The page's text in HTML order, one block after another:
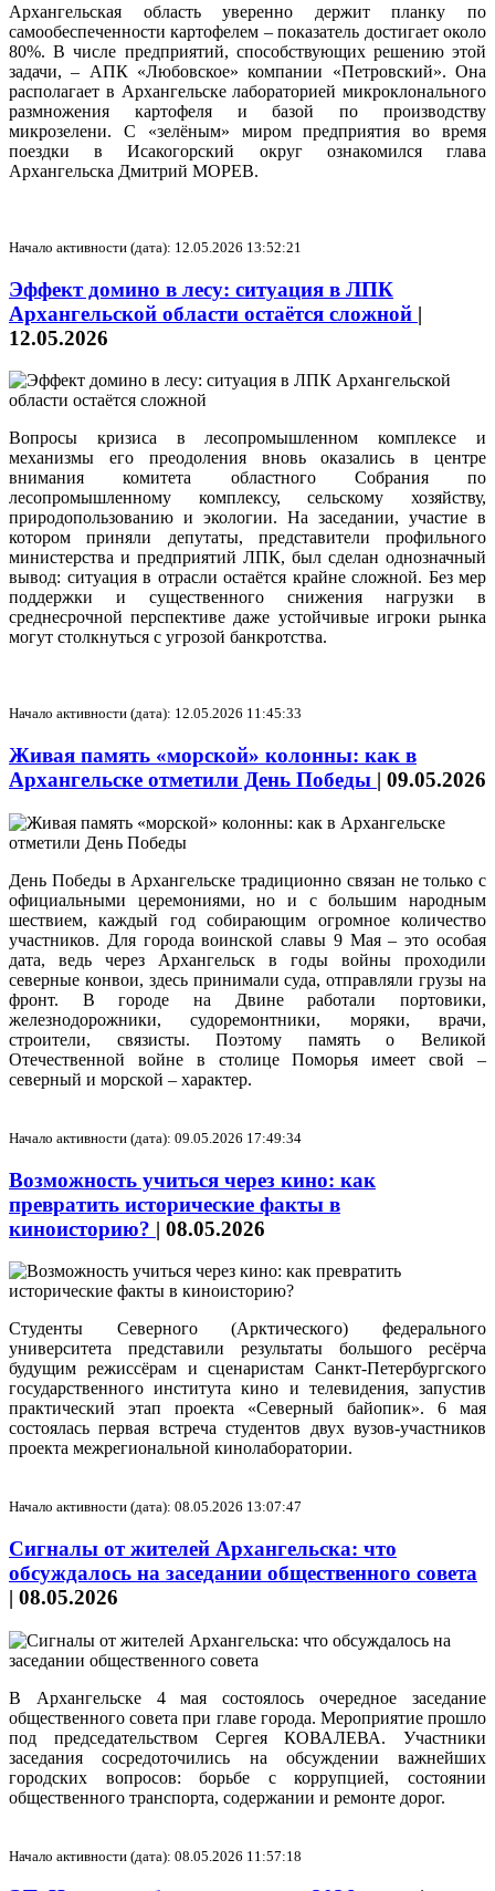
Архангельская область уверенно держит планку по
самообеспеченности картофелем – показатель достигает около
80%. В числе предприятий, способствующих решению этой
задачи, – АПК «Любовское» компании «Петровский». Она
располагает в Архангельске лабораторией микроклонального
размножения картофеля и базой по производству
микрозелени. С «зелёным» миром предприятия во время
поездки в Исакогорский округ ознакомился глава
Архангельска Дмитрий МОРЕВ.
Начало активности (дата): 12.05.2026 13:52:21
Эффект домино в лесу: ситуация в ЛПК
Архангельской области остаётся сложной |
12.05.2026
Вопросы кризиса в лесопромышленном комплексе и
механизмы его преодоления вновь оказались в центре
внимания комитета областного Собрания по
лесопромышленному комплексу, сельскому хозяйству,
природопользованию и экологии. На заседании, участие в
котором приняли депутаты, представители профильного
министерства и предприятий ЛПК, был сделан однозначный
вывод: ситуация в отрасли остаётся крайне сложной. Без мер
поддержки и существенного снижения нагрузки в
среднесрочной перспективе даже устойчивые игроки рынка
могут столкнуться с угрозой банкротства.
Начало активности (дата): 12.05.2026 11:45:33
Живая память «морской» колонны: как в
Архангельске отметили День Победы | 09.05.2026
День Победы в Архангельске традиционно связан не только с
официальными церемониями, но и с большим народным
шествием, каждый год собирающим огромное количество
участников. Для города воинской славы 9 Мая – это особая
дата, ведь через Архангельск в годы войны проходили
северные конвои, здесь принимали суда, отправляли грузы на
фронт. В городе на Двине работали портовики,
железнодорожники, судоремонтники, моряки, врачи,
строители, связисты. Поэтому память о Великой
Отечественной войне в столице Поморья имеет свой –
северный и морской – характер.
Начало активности (дата): 09.05.2026 17:49:34
Возможность учиться через кино: как
превратить исторические факты в
киноисторию? | 08.05.2026
Студенты Северного (Арктического) федерального
университета представили результаты большого ресёрча
будущим режиссёрам и сценаристам Санкт-Петербургского
государственного института кино и телевидения, запустив
практический этап проекта «Северный байопик». 6 мая
состоялась первая встреча студентов двух вузов-участников
проекта межрегиональной кинолаборатории.
Начало активности (дата): 08.05.2026 13:07:47
Сигналы от жителей Архангельска: что
обсуждалось на заседании общественного совета
| 08.05.2026
В Архангельске 4 мая состоялось очередное заседание
общественного совета при главе города. Мероприятие прошло
под председательством Сергея КОВАЛЕВА. Участники
заседания сосредоточились на обсуждении важнейших
городских вопросов: борьбе с коррупцией, состоянии
общественного транспорта, содержании и ремонте дорог.
Начало активности (дата): 08.05.2026 11:57:18